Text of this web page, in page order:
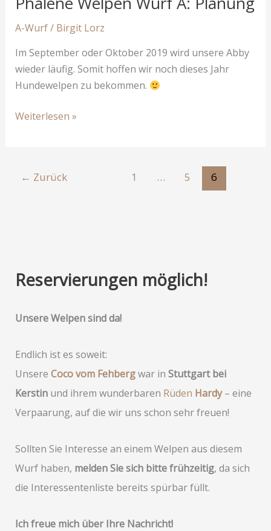
A-Wurf/ Birgit Lorz
Im September oder Oktober 2019 wird unsere Abby
wieder läufig. Somit hoffen wir noch dieses Jahr
Hundewelpen zu bekommen.
Phalene
Planung
Weiterlesen »
← Zurück 1 … 5 6
Reservierungen möglich!
Unsere Welpen sind da!
Endlich ist es soweit:
Unsere Coco vom Fehbergwar in Stuttgart bei
Kerstinund ihrem wunderbaren Rüden Hardy– eine
Verpaarung, auf die wir uns schon sehr freuen!
Sollten Sie Interesse an einem Welpen aus diesem
Wurf haben, melden Sie sich bitte frühzeitig, da sich
die Interessentenliste bereits spürbar füllt.
Ich freue mich über Ihre Nachricht!